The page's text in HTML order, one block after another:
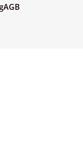
AGB